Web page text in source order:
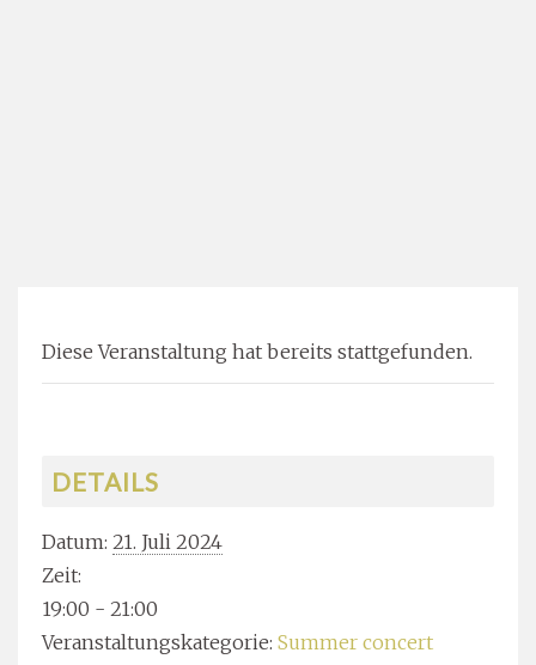
Diese Veranstaltung hat bereits stattgefunden.
DETAILS
Datum: 21. Juli 2024
Zeit:
19:00 - 21:00
Veranstaltungskategorie: Summer concert